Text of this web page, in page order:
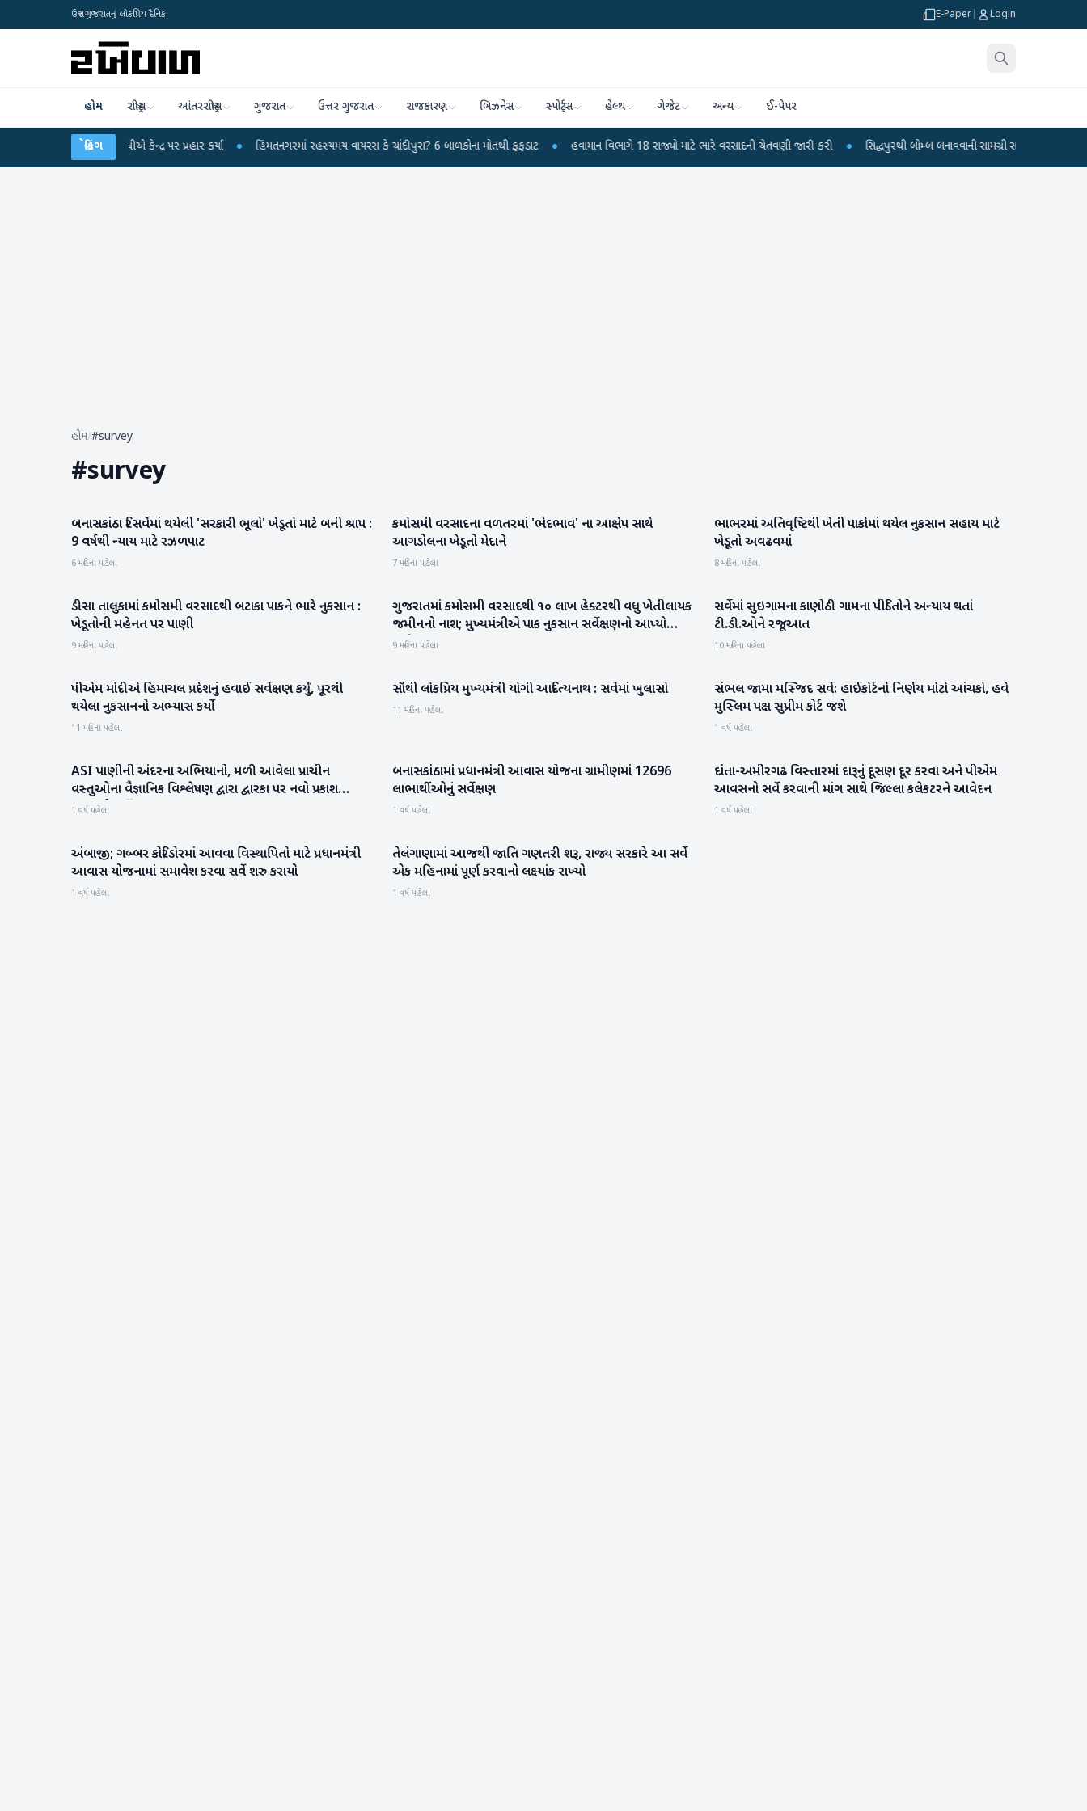
ઉત્તર ગુજરાતનું લોકપ્રિય દૈનિક E-Paper Login
હોમ રાષ્ટ્રીય આંતરરાષ્ટ્રીય ગુજરાત ઉત્તર ગુજરાત રાજકારણ બિઝનેસ સ્પોર્ટ્સ હેલ્થ ગેજેટ અન્ય ઈ-પેપર
બ્રેકિંગ
રાહુલ ગાંધીએ કેન્દ્ર પર પ્રહાર કર્યા ● હિંમતનગરમાં રહસ્યમય વાયરસ કે ચાંદીપુરા? 6 બાળકોના મોતથી ફફડાટ ● હવામાન વિભાગે 18 રાજ્યો માટે ભારે વરસાદની ચેતવણી જારી કરી ● સિદ્ધપુરથી બોમ્બ બનાવવાની સામગ્રી સાથે જૈશના 5 શંકાસ્પદ આતંકી
હોમ/#survey
#survey
બનાસકાંઠા
બનાસકાંઠા રિસર્વેમાં થયેલી 'સરકારી ભૂલો' ખેડૂતો માટે બની શ્રાપ :
9 વર્ષથી ન્યાય માટે રઝળપાટ
6 મહિના પહેલા
બનાસકાંઠા
કમોસમી વરસાદના વળતરમાં 'ભેદભાવ' ના આક્ષેપ સાથે
આગડોલના ખેડૂતો મેદાને
7 મહિના પહેલા
બનાસકાંઠા
ભાભરમાં અતિવૃષ્ટિથી ખેતી પાકોમાં થયેલ નુકસાન સહાય માટે
ખેડૂતો અવઢવમાં
8 મહિના પહેલા
બનાસકાંઠા
ડીસા તાલુકામાં કમોસમી વરસાદથી બટાકા પાકને ભારે નુકસાન :
ખેડૂતોની મહેનત પર પાણી
9 મહિના પહેલા
ગુજરાત
ગુજરાતમાં કમોસમી વરસાદથી ૧૦ લાખ હેક્ટરથી વધુ ખેતીલાયક
જમીનનો નાશ; મુખ્યમંત્રીએ પાક નુકસાન સર્વેક્ષણનો આપ્યો
આદેશ
9 મહિના પહેલા
બનાસકાંઠા
સર્વેમાં સુઇગામના કાણોઠી ગામના પીડિતોને અન્યાય થતાં
ટી.ડી.ઓને રજૂઆત
10 મહિના પહેલા
રાષ્ટ્રીય
પીએમ મોદીએ હિમાચલ પ્રદેશનું હવાઈ સર્વેક્ષણ કર્યું, પૂરથી
થયેલા નુકસાનનો અભ્યાસ કર્યો
11 મહિના પહેલા
રાષ્ટ્રીય
સૌથી લોકપ્રિય મુખ્‍યમંત્રી યોગી આદિત્‍યનાથ : સર્વેમાં ખુલાસો
11 મહિના પહેલા
રાષ્ટ્રીય
સંભલ જામા મસ્જિદ સર્વે: હાઈકોર્ટનો નિર્ણય મોટો આંચકો, હવે
મુસ્લિમ પક્ષ સુપ્રીમ કોર્ટ જશે
1 વર્ષ પહેલા
ગુજરાત
ASI પાણીની અંદરના અભિયાનો, મળી આવેલા પ્રાચીન
વસ્તુઓના વૈજ્ઞાનિક વિશ્લેષણ દ્વારા દ્વારકા પર નવો પ્રકાશ
પાડવાનો કર્યો પ્રયાસ
1 વર્ષ પહેલા
બનાસકાંઠા
બનાસકાંઠામાં પ્રધાનમંત્રી આવાસ યોજના ગ્રામીણમાં 12696
લાભાર્થીઓનું સર્વેક્ષણ
1 વર્ષ પહેલા
બનાસકાંઠા
દાંતા-અમીરગઢ વિસ્તારમાં દારૂનું દૂસણ દૂર કરવા અને પીએમ
આવસનો સર્વે કરવાની માંગ સાથે જિલ્લા કલેકટરને આવેદન
1 વર્ષ પહેલા
બનાસકાંઠા
અંબાજી; ગબ્બર કોરિડોરમાં આવવા વિસ્થાપિતો માટે પ્રધાનમંત્રી
આવાસ યોજનામાં સમાવેશ કરવા સર્વે શરુ કરાયો
1 વર્ષ પહેલા
રાષ્ટ્રીય
તેલંગાણામાં આજથી જાતિ ગણતરી શરૂ, રાજ્ય સરકારે આ સર્વે
એક મહિનામાં પૂર્ણ કરવાનો લક્ષ્યાંક રાખ્યો
1 વર્ષ પહેલા